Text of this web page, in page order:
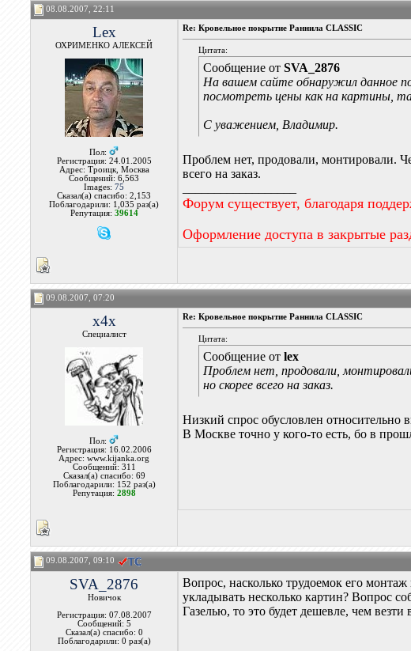
08.08.2007, 22:11
Lex
ОХРИМЕНКО АЛЕКСЕЙ
Пол:
Регистрация: 24.01.2005
Адрес: Троицк, Москва
Сообщений: 6,563
Images:75
Сказал(а) спасибо: 2,153
Поблагодарили: 1,035 раз(а)
Репутация: 39614
Re: Кровельное покрытие Раннила СLASSIC
Цитата:
Сообщение отSVA_2876
На вашем сайте обнаружил данное
посмотреть цены как на картины,
С уважением, Владимир.
Проблем нет, продовали, монтировали.
всего на заказ.
Форум существует, благодаря
Оформление доступа в закрытые
09.08.2007, 07:20
x4x
Специалист
Пол:
Регистрация: 16.02.2006
Адрес: www.kijanka.org
Сообщений: 311
Сказал(а) спасибо: 69
Поблагодарили: 152 раз(а)
Репутация: 2898
Re: Кровельное покрытие Раннила СLASSIC
Цитата:
Сообщение отlex
Проблем нет, продовали,
но скорее всего на заказ.
Низкий спрос обусловлен относительно
В Москве точно у кого-то есть, бо в
09.08.2007, 09:10
SVA_2876
Новичок
Регистрация: 07.08.2007
Сообщений: 5
Сказал(а) спасибо: 0
Поблагодарили: 0 раз(а)
Вопрос, насколько трудоемок его
укладывать несколько картин? Вопрос
Газелью, то это будет дешевле, чем